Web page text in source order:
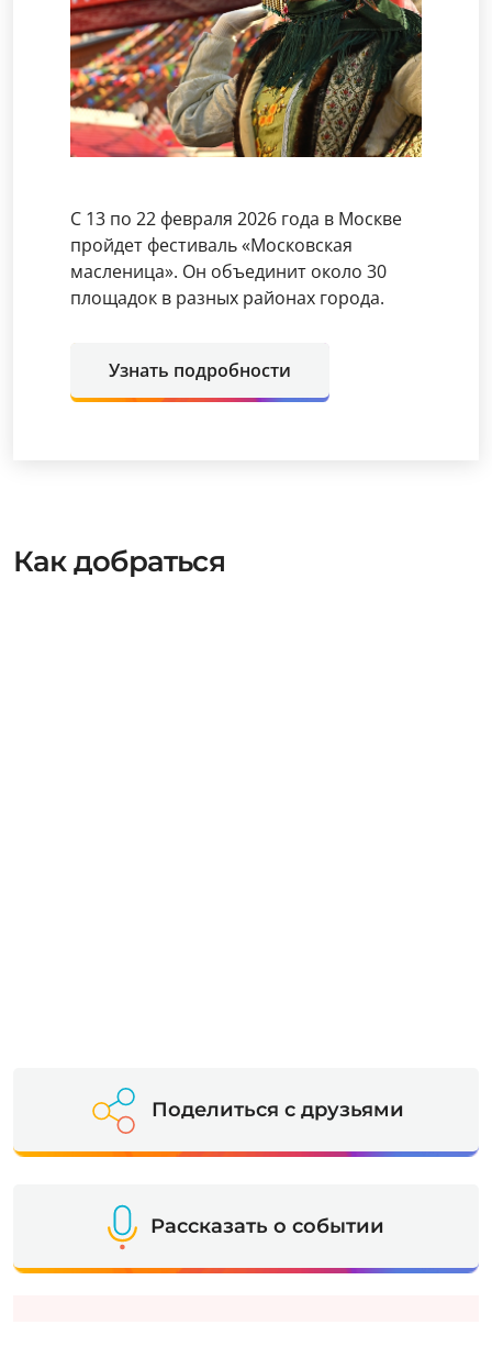
С 13 по 22 февраля 2026 года в Москве
пройдет фестиваль «Московская
масленица». Он объединит около 30
площадок в разных районах города.
Узнать подробности
Как добраться
Поделиться с друзьями
Рассказать о событии